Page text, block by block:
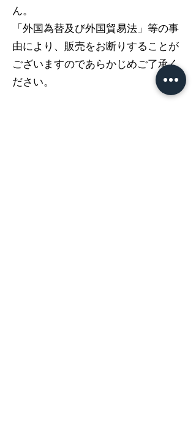
ん。
「外国為替及び外国貿易法」等の事
由により、販売をお断りすることが
ございますのであらかじめご了承く
ださい。